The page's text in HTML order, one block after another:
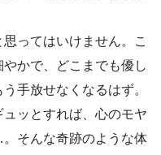
ってはいけません。こ
かで、どこまでも優し
手放せなくなるはず。
ッとすれば、心のモヤ
そんな奇跡のような体